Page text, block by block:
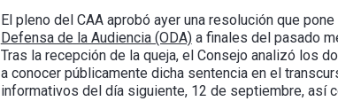
El pleno del CAA aprobó ayer una resolución que
Defensa de la Audiencia (ODA)a finales del pasado
Tras la recepción de la queja, el Consejo analizó los
a conocer públicamente dicha sentencia en el
informativos del día siguiente, 12 de septiembre, así